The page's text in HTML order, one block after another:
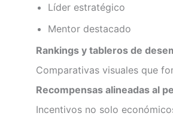
Líder estratégico
Mentor destacado
Rankings y tableros de
Comparativas visuales que
Recompensas alineadas al
Incentivos no solo